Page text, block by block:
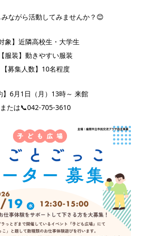
ながら活動してみませんか？😊
対象】近隣高校生・大学生
【服装】動きやすい服装
【募集人数】10名程度
】6月1日（月）13時～ 来館
または📞042-705-3610